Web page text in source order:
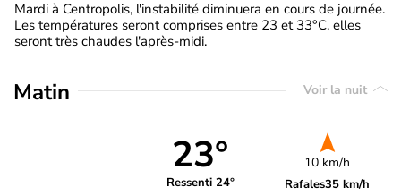
Mardi à Centropolis, l'instabilité diminuera en cours de journée.
Les températures seront comprises entre 23 et 33°C, elles
seront très chaudes l'après-midi.
Matin Voir la nuit
23°
Ressenti 24°
10 km/h
Rafales35 km/h